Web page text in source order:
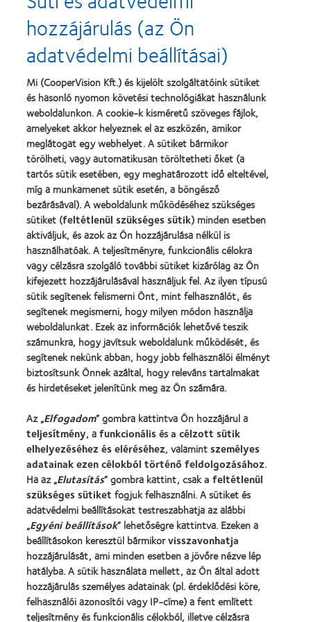
more
about
2013.
évi
Silmo
d’Or
díj
a
legjobb
termékért
–
MyDay™
more
about
„Contact
Lens
Product
the
Year”,
2013
Learn
more
about
Magyar
Vakok
és
Gyengénlátók
Országos
Szövetsége
Learn
more
about
"BCLA
Award",
2019
Termékeink
Találja meg a lencséjét
Kontaktlencse-technológia
Kontaktlencsék és a látás
Új viselő
Tapasztalt viselő
Blog
Karrierlehetőségek a CooperVisionnél
Hírközpont
Kapcsolat
Jogi információk
Adatvédelmi szabályzat
Cookie szabályzat
Hozzászólásokkal kapcsolatos irányelvek
Illesztői oldal
hozzájárulás (az Ön
adatvédelmi beállításai)
Mi (CooperVision Kft.) és kijelölt szolgáltatóink sütiket
és hasonló nyomon követési technológiákat használunk
weboldalunkon. A cookie-k kisméretű szöveges fájlok,
amelyeket akkor helyeznek el az eszközén, amikor
meglátogat egy webhelyet. A sütiket bármikor
törölheti, vagy automatikusan töröltetheti őket (a
tartós sütik esetében, egy meghatározott idő elteltével,
míg a munkamenet sütik esetén, a böngésző
bezárásával). A weboldalunk működéséhez szükséges
sütiket (feltétlenül szükséges sütik) minden esetben
aktiváljuk, és azok az Ön hozzájárulása nélkül is
használhatóak. A teljesítményre, funkcionális célokra
vagy célzásra szolgáló további sütiket kizárólag az Ön
kifejezett hozzájárulásával használjuk fel. Az ilyen típusú
sütik segítenek felismerni Önt, mint felhasználót, és
segítenek megismerni, hogy milyen módon használja
weboldalunkat. Ezek az információk lehetővé teszik
számunkra, hogy javítsuk weboldalunk működését, és
segítenek nekünk abban, hogy jobb felhasználói élményt
biztosítsunk Önnek azáltal, hogy releváns tartalmakat
és hirdetéseket jelenítünk meg az Ön számára.
Az „Elfogadom” gombra kattintva Ön hozzájárul a
teljesítmény, afunkcionálisésa célzott sütik
elhelyezéséhez és eléréséhez, valamintszemélyes
adatainak ezen célokból történő feldolgozásához.
Ha az „Elutasítás” gombra kattint, csaka feltétlenül
szükséges sütiket fogjuk felhasználni. A sütiket és
adatvédelmi beállításokat testreszabhatja az alábbi
„Egyéni beállítások” lehetőségre kattintva. Ezeken a
beállításokon keresztül bármikorvisszavonhatja
hozzájárulását, ami minden esetben a jövőre nézve lép
hatályba. A sütik használata mellett, az Ön által adott
hozzájárulás személyes adatainak (pl. érdeklődési köre,
felhasználói azonosítói vagy IP-címe) a fent említett
teljesítmény és funkcionális célokból, illetve célzásra